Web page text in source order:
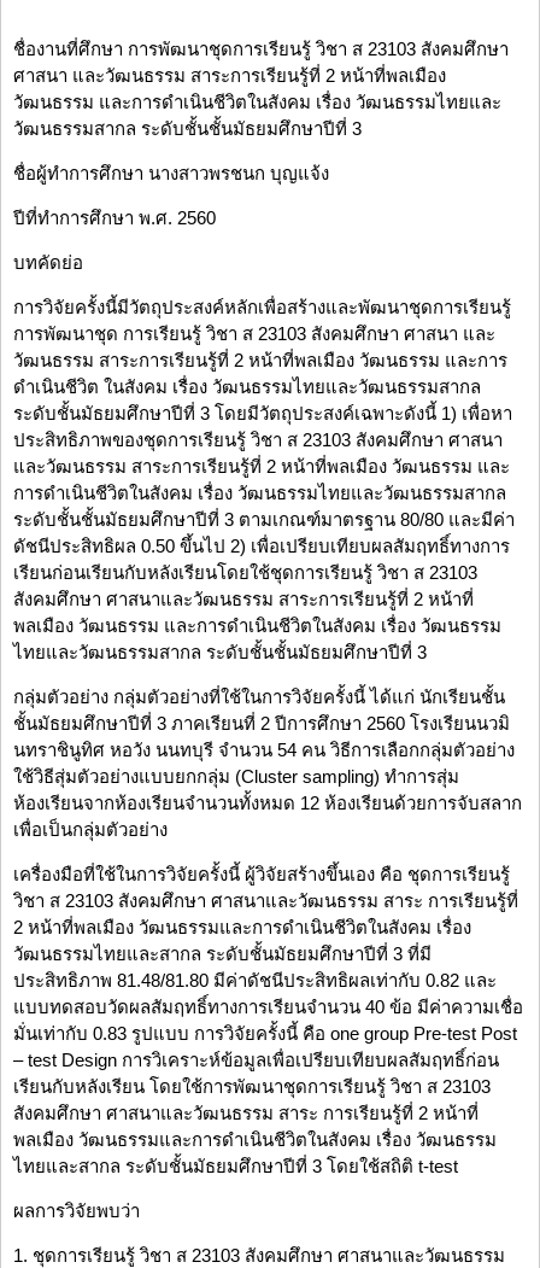
ชื่องานที่ศึกษา การพัฒนาชุดการเรียนรู้ วิชา ส 23103 สังคมศึกษา
ศาสนา และวัฒนธรรม สาระการเรียนรู้ที่ 2 หน้าที่พลเมือง
วัฒนธรรม และการดำเนินชีวิตในสังคม เรื่อง วัฒนธรรมไทยและ
วัฒนธรรมสากล ระดับชั้นชั้นมัธยมศึกษาปีที่ 3
ชื่อผู้ทำการศึกษา นางสาวพรชนก บุญแจ้ง
ปีที่ทำการศึกษา พ.ศ. 2560
บทคัดย่อ
การวิจัยครั้งนี้มีวัตถุประสงค์หลักเพื่อสร้างและพัฒนาชุดการเรียนรู้
การพัฒนาชุด การเรียนรู้ วิชา ส 23103 สังคมศึกษา ศาสนา และ
วัฒนธรรม สาระการเรียนรู้ที่ 2 หน้าที่พลเมือง วัฒนธรรม และการ
ดำเนินชีวิต ในสังคม เรื่อง วัฒนธรรมไทยและวัฒนธรรมสากล
ระดับชั้นมัธยมศึกษาปีที่ 3 โดยมีวัตถุประสงค์เฉพาะดังนี้ 1) เพื่อหา
ประสิทธิภาพของชุดการเรียนรู้ วิชา ส 23103 สังคมศึกษา ศาสนา
และวัฒนธรรม สาระการเรียนรู้ที่ 2 หน้าที่พลเมือง วัฒนธรรม และ
การดำเนินชีวิตในสังคม เรื่อง วัฒนธรรมไทยและวัฒนธรรมสากล
ระดับชั้นชั้นมัธยมศึกษาปีที่ 3 ตามเกณฑ์มาตรฐาน 80/80 และมีค่า
ดัชนีประสิทธิผล 0.50 ขึ้นไป 2) เพื่อเปรียบเทียบผลสัมฤทธิ์ทางการ
เรียนก่อนเรียนกับหลังเรียนโดยใช้ชุดการเรียนรู้ วิชา ส 23103
สังคมศึกษา ศาสนาและวัฒนธรรม สาระการเรียนรู้ที่ 2 หน้าที่
พลเมือง วัฒนธรรม และการดำเนินชีวิตในสังคม เรื่อง วัฒนธรรม
ไทยและวัฒนธรรมสากล ระดับชั้นชั้นมัธยมศึกษาปีที่ 3
กลุ่มตัวอย่าง กลุ่มตัวอย่างที่ใช้ในการวิจัยครั้งนี้ ได้แก่ นักเรียนชั้น
ชั้นมัธยมศึกษาปีที่ 3 ภาคเรียนที่ 2 ปีการศึกษา 2560 โรงเรียนนวมิ
นทราชินูทิศ หอวัง นนทบุรี จำนวน 54 คน วิธีการเลือกกลุ่มตัวอย่าง
ใช้วิธีสุ่มตัวอย่างแบบยกกลุ่ม (Cluster sampling) ทำการสุ่ม
ห้องเรียนจากห้องเรียนจำนวนทั้งหมด 12 ห้องเรียนด้วยการจับสลาก
เพื่อเป็นกลุ่มตัวอย่าง
เครื่องมือที่ใช้ในการวิจัยครั้งนี้ ผู้วิจัยสร้างขึ้นเอง คือ ชุดการเรียนรู้
วิชา ส 23103 สังคมศึกษา ศาสนาและวัฒนธรรม สาระ การเรียนรู้ที่
2 หน้าที่พลเมือง วัฒนธรรมและการดำเนินชีวิตในสังคม เรื่อง
วัฒนธรรมไทยและสากล ระดับชั้นมัธยมศึกษาปีที่ 3 ที่มี
ประสิทธิภาพ 81.48/81.80 มีค่าดัชนีประสิทธิผลเท่ากับ 0.82 และ
แบบทดสอบวัดผลสัมฤทธิ์ทางการเรียนจำนวน 40 ข้อ มีค่าความเชื่อ
มั่นเท่ากับ 0.83 รูปแบบ การวิจัยครั้งนี้ คือ one group Pre-test Post
– test Design การวิเคราะห์ข้อมูลเพื่อเปรียบเทียบผลสัมฤทธิ์ก่อน
เรียนกับหลังเรียน โดยใช้การพัฒนาชุดการเรียนรู้ วิชา ส 23103
สังคมศึกษา ศาสนาและวัฒนธรรม สาระ การเรียนรู้ที่ 2 หน้าที่
พลเมือง วัฒนธรรมและการดำเนินชีวิตในสังคม เรื่อง วัฒนธรรม
ไทยและสากล ระดับชั้นมัธยมศึกษาปีที่ 3 โดยใช้สถิติ t-test
ผลการวิจัยพบว่า
1. ชุดการเรียนรู้ วิชา ส 23103 สังคมศึกษา ศาสนาและวัฒนธรรม